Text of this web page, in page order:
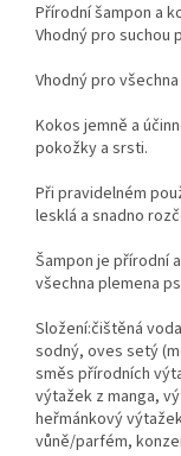
Přírodní šampon a
Vhodný pro suchou
Vhodný pro
Kokos jemně a
pokožky a srsti.
Při pravidelném
lesklá a snadno
Šampon je přírodní
všechna plemena
Složení:čištěná
sodný, oves setý
směs přírodních
výtažek z manga,
heřmánkový
vůně/parfém,